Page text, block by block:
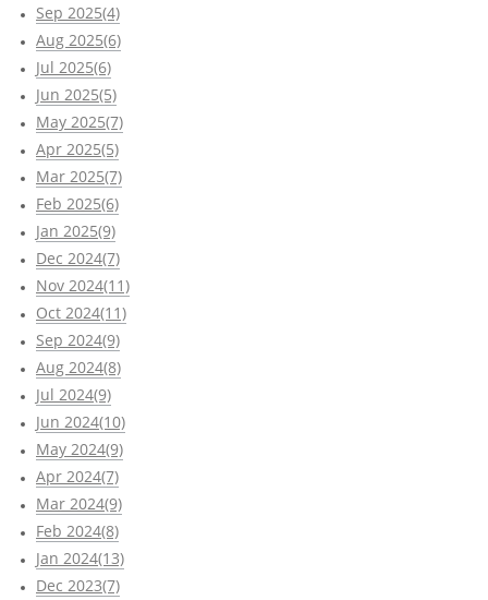
Sep 2025(4)
Aug 2025(6)
Jul 2025(6)
Jun 2025(5)
May 2025(7)
Apr 2025(5)
Mar 2025(7)
Feb 2025(6)
Jan 2025(9)
Dec 2024(7)
Nov 2024(11)
Oct 2024(11)
Sep 2024(9)
Aug 2024(8)
Jul 2024(9)
Jun 2024(10)
May 2024(9)
Apr 2024(7)
Mar 2024(9)
Feb 2024(8)
Jan 2024(13)
Dec 2023(7)